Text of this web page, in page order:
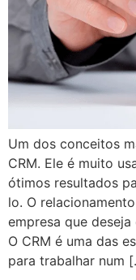
Um dos conceitos
CRM. Ele é muito
ótimos resultados
lo. O
empresa que
O CRM é uma das
para trabalhar num